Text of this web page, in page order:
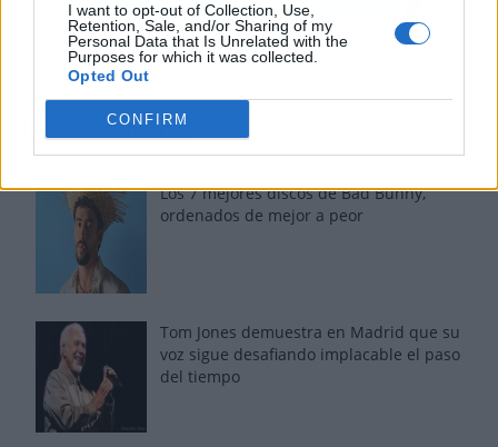
I want to opt-out of Collection, Use,
Retention, Sale, and/or Sharing of my
Personal Data that Is Unrelated with the
Purposes for which it was collected.
Opted Out
CONFIRM
Los más vistos
Los 7 mejores discos de Bad Bunny,
ordenados de mejor a peor
Tom Jones demuestra en Madrid que su
voz sigue desafiando implacable el paso
del tiempo